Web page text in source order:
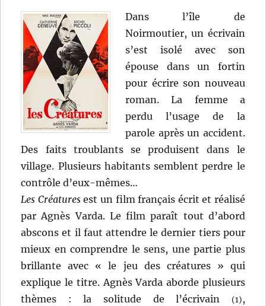
Dans l’île de
Noirmoutier, un écrivain
s’est isolé avec son
épouse dans un fortin
pour écrire son nouveau
roman. La femme a
perdu l’usage de la
parole après un accident.
Des faits troublants se produisent dans le
village. Plusieurs habitants semblent perdre le
contrôle d’eux-mêmes…
Les Créaturesest un film français écrit et réalisé
par Agnès Varda. Le film paraît tout d’abord
abscons et il faut attendre le dernier tiers pour
mieux en comprendre le sens, une partie plus
brillante avec « le jeu des créatures » qui
explique le titre. Agnès Varda aborde plusieurs
thèmes : la solitude de l’écrivain
(1),